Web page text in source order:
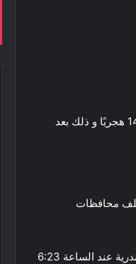
أعلنت دار الإفتاء بمصر أن يوم الأربعاء 27 مايو 2026 هو أول أيام عيد الأضحى المبارك لعام 1447 هجريًا و ذلك بعد
محافظات
و بذلك جاءت صلاة العيد في القاهرة و الجيزة في تمام الساعة 6:21 صباحًا بينما تقام في الإسكندرية عند الساعة 6:23